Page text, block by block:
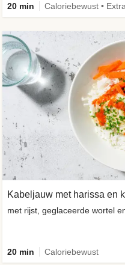
20 min
Kabeljauw met harissa en
met rijst, geglaceerde wortel
20 min Caloriebewust